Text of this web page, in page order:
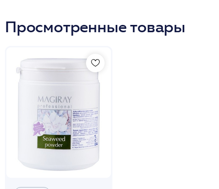
Просмотренные товары